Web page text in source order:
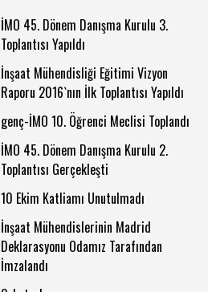
İMO 45. Dönem Danışma Kurulu 3.
Toplantısı Yapıldı
İnşaat Mühendisliği Eğitimi Vizyon
Raporu 2016`nın İlk Toplantısı Yapıldı
genç-İMO 10. Öğrenci Meclisi Toplandı
İMO 45. Dönem Danışma Kurulu 2.
Toplantısı Gerçekleşti
10 Ekim Katliamı Unutulmadı
İnşaat Mühendislerinin Madrid
Deklarasyonu Odamız Tarafından
İmzalandı